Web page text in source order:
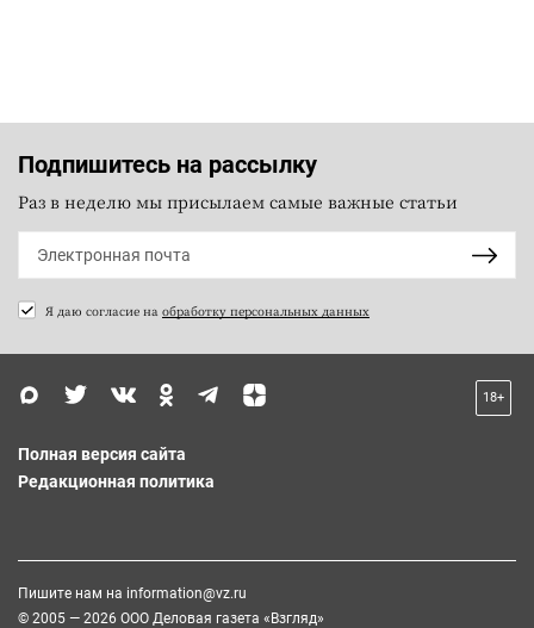
Подпишитесь на рассылку
Раз в неделю мы присылаем самые важные статьи
Я даю согласие на обработку персональных данных
18+
Полная версия сайта
Редакционная политика
Пишите нам на information@vz.ru
© 2005 — 2026 ООО Деловая газета «Взгляд»